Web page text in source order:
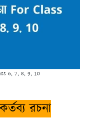
6, 7, 8, 9, 10
রচনা